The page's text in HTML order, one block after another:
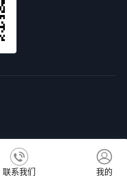
联系我们 我的